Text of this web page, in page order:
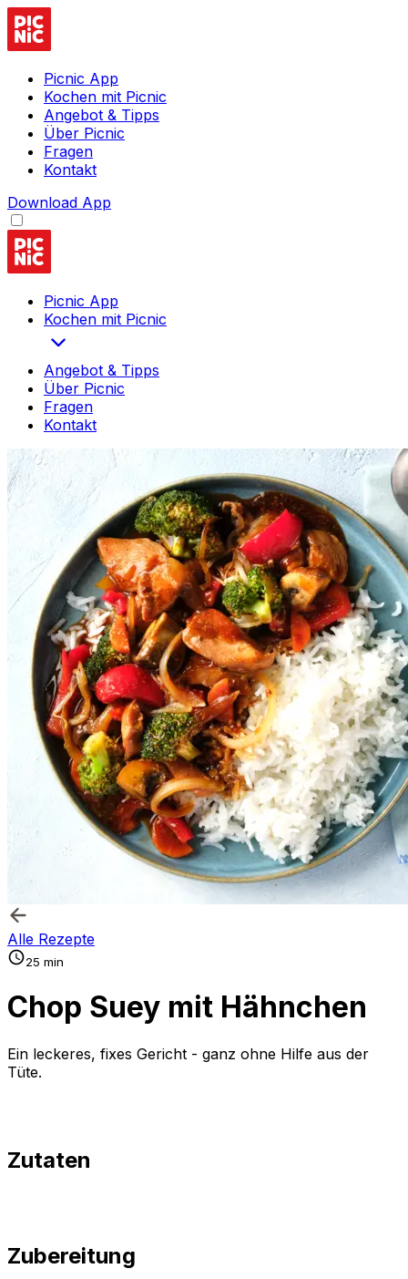
Picnic App
Kochen mit Picnic
Angebot & Tipps
Über Picnic
Fragen
Kontakt
Download App
Picnic App
Kochen mit Picnic
Angebot & Tipps
Über Picnic
Fragen
Kontakt
Alle Rezepte
25 min
Chop Suey mit Hähnchen
Ein leckeres, fixes Gericht - ganz ohne Hilfe aus der
Tüte.
Zutaten
Zubereitung